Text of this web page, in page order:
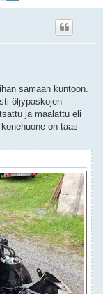
samaan kuntoon.
öljypaskojen
ja maalattu eli
on taas